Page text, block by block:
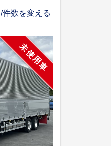
件数を変える
未使用車